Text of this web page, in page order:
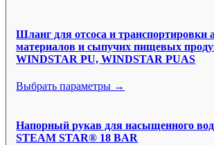
Шланг для отсоса и транспортировки
материалов и сыпучих пищевых
WINDSTAR PU, WINDSTAR PUAS
Выбрать параметры →
Напорный рукав для насыщенного
STEAM STAR® 18 BAR